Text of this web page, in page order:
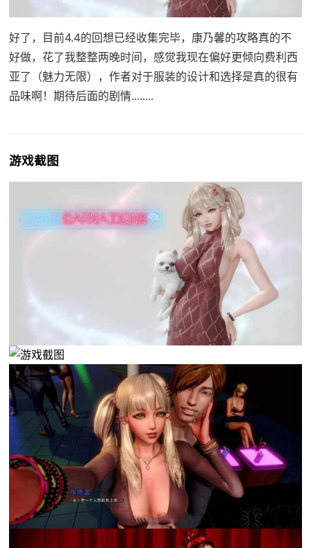
好了，目前4.4的回想已经收集完毕，康乃馨的攻略真的不
好做，花了我整整两晚时间，感觉我现在偏好更倾向费利西
亚了（魅力无限），作者对于服装的设计和选择是真的很有
品味啊！期待后面的剧情........
游戏截图